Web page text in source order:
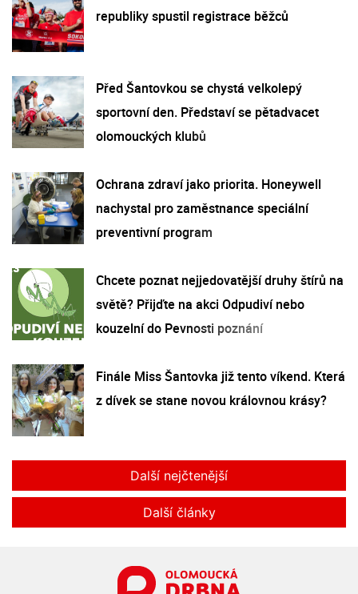
republiky spustil registrace běžců
Před Šantovkou se chystá velkolepý
sportovní den. Představí se pětadvacet
olomouckých klubů
Ochrana zdraví jako priorita. Honeywell
nachystal pro zaměstnance speciální
preventivní program
Chcete poznat nejjedovatější druhy štírů na
světě? Přijďte na akci Odpudiví nebo
kouzelní do Pevnosti poznání
Finále Miss Šantovka již tento víkend. Která
z dívek se stane novou královnou krásy?
Další nejčtenější
Další články